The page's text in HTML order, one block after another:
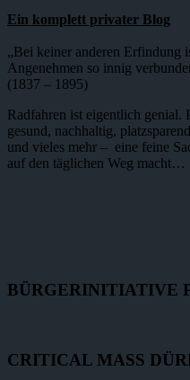
Ein komplett privater Blog
„Bei keiner anderen Erfindung
Angenehmen so innig
(1837 – 1895)
Radfahren ist eigentlich
gesund, nachhaltig,
und vieles mehr – eine feine
auf den täglichen Weg macht…
BÜRGERINITIATIVE
CRITICAL MASS